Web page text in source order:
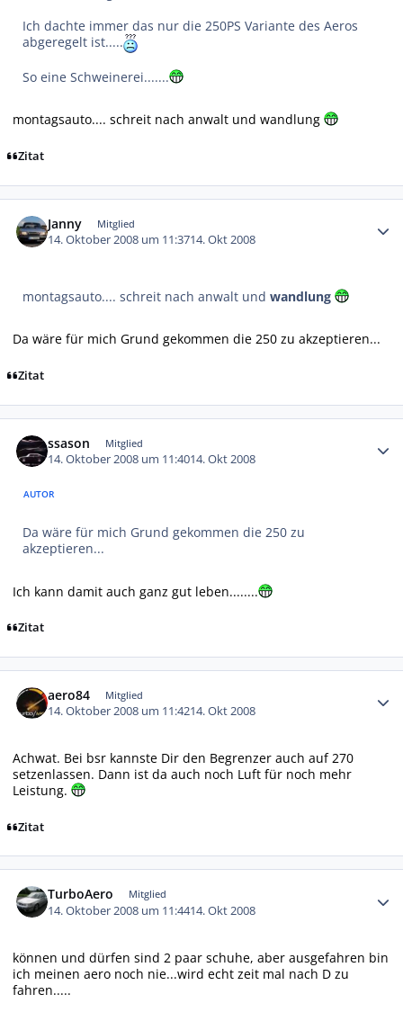
Ich dachte immer das nur die 250PS Variante des Aeros
abgeregelt ist.....
So eine Schweinerei.......
montagsauto.... schreit nach anwalt und wandlung
Zitat
Janny Mitglied
14. Oktober 2008 um 11:3714. Okt 2008
montagsauto.... schreit nach anwalt undwandlung
Da wäre für mich Grund gekommen die 250 zu akzeptieren...
Zitat
ssason Mitglied
14. Oktober 2008 um 11:4014. Okt 2008
AUTOR
Da wäre für mich Grund gekommen die 250 zu
akzeptieren...
Ich kann damit auch ganz gut leben........
Zitat
aero84 Mitglied
14. Oktober 2008 um 11:4214. Okt 2008
Achwat. Bei bsr kannste Dir den Begrenzer auch auf 270
setzenlassen. Dann ist da auch noch Luft für noch mehr
Leistung.
Zitat
TurboAero Mitglied
14. Oktober 2008 um 11:4414. Okt 2008
können und dürfen sind 2 paar schuhe, aber ausgefahren bin
ich meinen aero noch nie...wird echt zeit mal nach D zu
fahren.....